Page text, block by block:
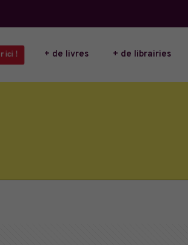
ici ! + de livres + de librairies